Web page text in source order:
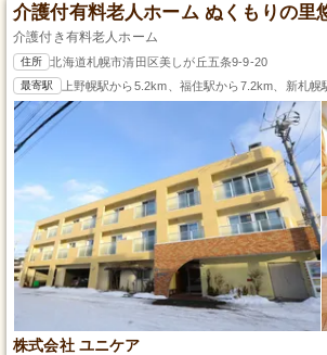
介護付有料老人ホーム ぬくもりの里
介護付き有料老人ホーム
住所 北海道札幌市清田区美しが丘五条9-9-20
最寄駅 上野幌駅から5.2km、福住駅から7.2km、新札幌
株式会社 ユニケア